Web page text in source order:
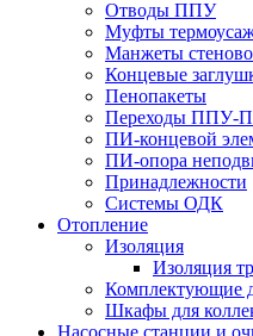
Отводы ППУ
Муфты
Манжеты
Концевые
Пенопакеты
Переходы ППУ-
ПИ-концевой
ПИ-опора
Принадлежности
Системы ОДК
Отопление
Изоляция
Изоляция
Комплектующие
Шкафы для
Насосные станции и